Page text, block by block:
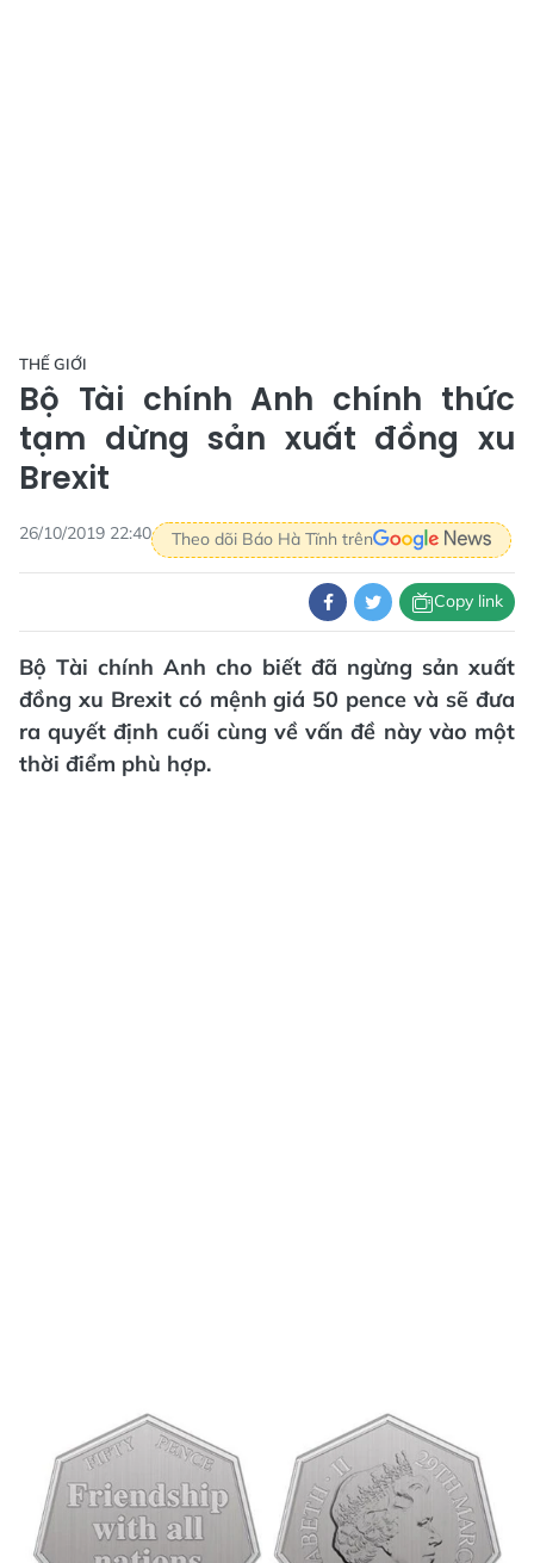
THẾ GIỚI
Bộ Tài chính Anh chính thức
tạm dừng sản xuất đồng xu
Brexit
26/10/2019 22:40 Theo dõi Báo Hà Tĩnh trên
Copy link
Bộ Tài chính Anh cho biết đã ngừng sản xuất
đồng xu Brexit có mệnh giá 50 pence và sẽ đưa
ra quyết định cuối cùng về vấn đề này vào một
thời điểm phù hợp.